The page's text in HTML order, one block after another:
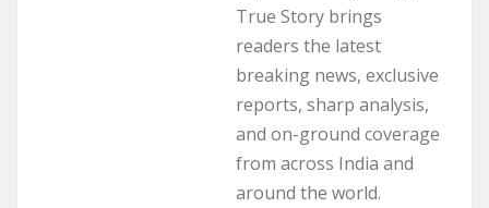
True Story brings
readers the latest
breaking news, exclusive
reports, sharp analysis,
and on-ground coverage
from across India and
around the world.